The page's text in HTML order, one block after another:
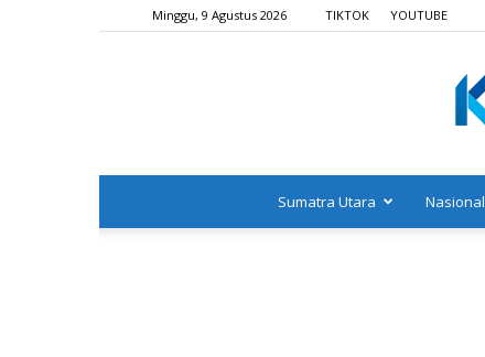
Minggu, 9 Agustus 2026 TIKTOK YOUTUBE
Sumatra Utara Nasional